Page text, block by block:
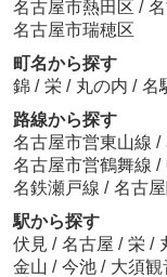
名古屋市熱田区 /
名古屋市瑞穂区
町名から探す
錦 / 栄 / 丸の内 / 名
路線から探す
名古屋市営東山線 /
名古屋市営鶴舞線 /
名鉄瀬戸線 / 名古
駅から探す
伏見 / 名古屋 / 栄 /
金山 / 今池 / 大須観